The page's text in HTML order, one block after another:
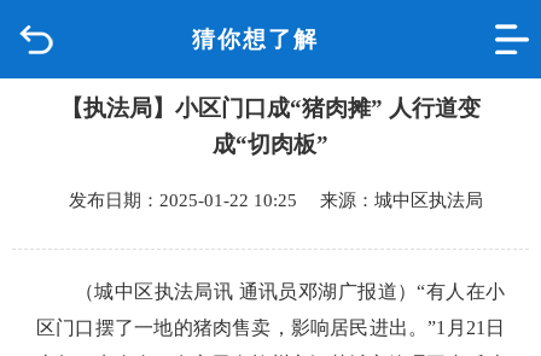
猜你想了解
品质城中
政府信息公开
【执法局】小区门口成“猪肉摊” 人行道变
成“切肉板”
发布日期：2025-01-22 10:25 来源：城中区执法局
（城中区执法局讯 通讯员邓湖广报道）“有人在小
区门口摆了一地的猪肉售卖，影响居民进出。”1月21日